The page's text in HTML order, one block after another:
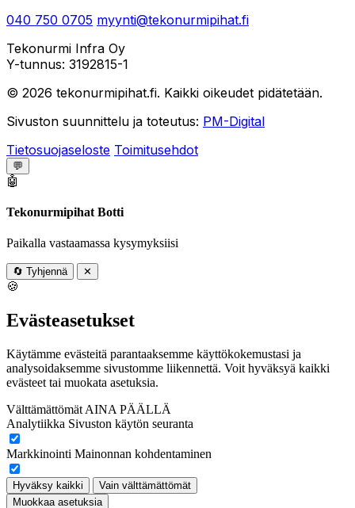
040 750 0705 myynti@tekonurmipihat.fi
Tekonurmi Infra Oy
Y-tunnus: 3192815-1
© 2026 tekonurmipihat.fi. Kaikki oikeudet pidätetään.
Sivuston suunnittelu ja toteutus: PM-Digital
Tietosuojaseloste Toimitusehdot
💬
🤖
Tekonurmipihat Botti
Paikalla vastaamassa kysymyksiisi
🔄 Tyhjennä ✕
🍪
Evästeasetukset
Käytämme evästeitä parantaaksemme käyttökokemustasi ja
analysoidaksemme sivustomme liikennettä. Voit hyväksyä kaikki
evästeet tai muokata asetuksia.
Välttämättömät AINA PÄÄLLÄ
Analytiikka Sivuston käytön seuranta
Markkinointi Mainonnan kohdentaminen
Hyväksy kaikki
Vain välttämättömät
Muokkaa asetuksia